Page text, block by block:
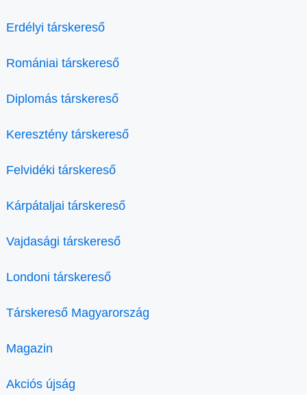
Erdélyi társkereső
Romániai társkereső
Diplomás társkereső
Keresztény társkereső
Felvidéki társkereső
Kárpátaljai társkereső
Vajdasági társkereső
Londoni társkereső
Társkereső Magyarország
Magazin
Akciós újság